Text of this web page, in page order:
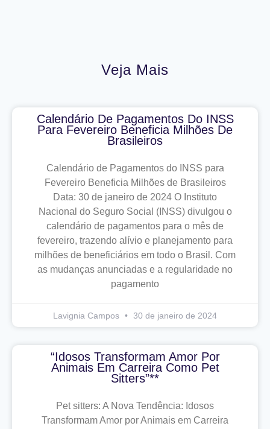
Veja Mais
Calendário De Pagamentos Do INSS
Para Fevereiro Beneficia Milhões De
Brasileiros
Calendário de Pagamentos do INSS para
Fevereiro Beneficia Milhões de Brasileiros
Data: 30 de janeiro de 2024 O Instituto
Nacional do Seguro Social (INSS) divulgou o
calendário de pagamentos para o mês de
fevereiro, trazendo alívio e planejamento para
milhões de beneficiários em todo o Brasil. Com
as mudanças anunciadas e a regularidade no
pagamento
Lavignia Campos 30 de janeiro de 2024
“Idosos Transformam Amor Por
Animais Em Carreira Como Pet
Sitters”**
Pet sitters: A Nova Tendência: Idosos
Transformam Amor por Animais em Carreira